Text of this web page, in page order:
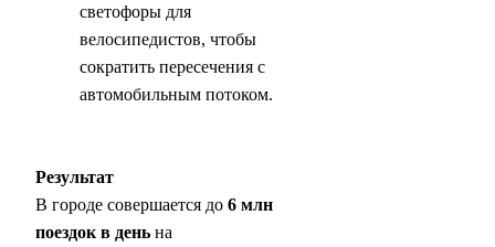
светофоры для
велосипедистов, чтобы
сократить пересечения с
автомобильным потоком.
Результат
В городе совершается до 6 млн
поездок в деньна